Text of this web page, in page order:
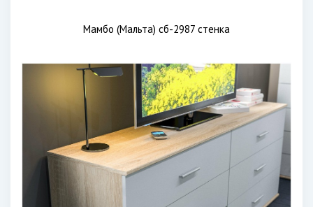
Мамбо (Мальта) сб-2987 стенка